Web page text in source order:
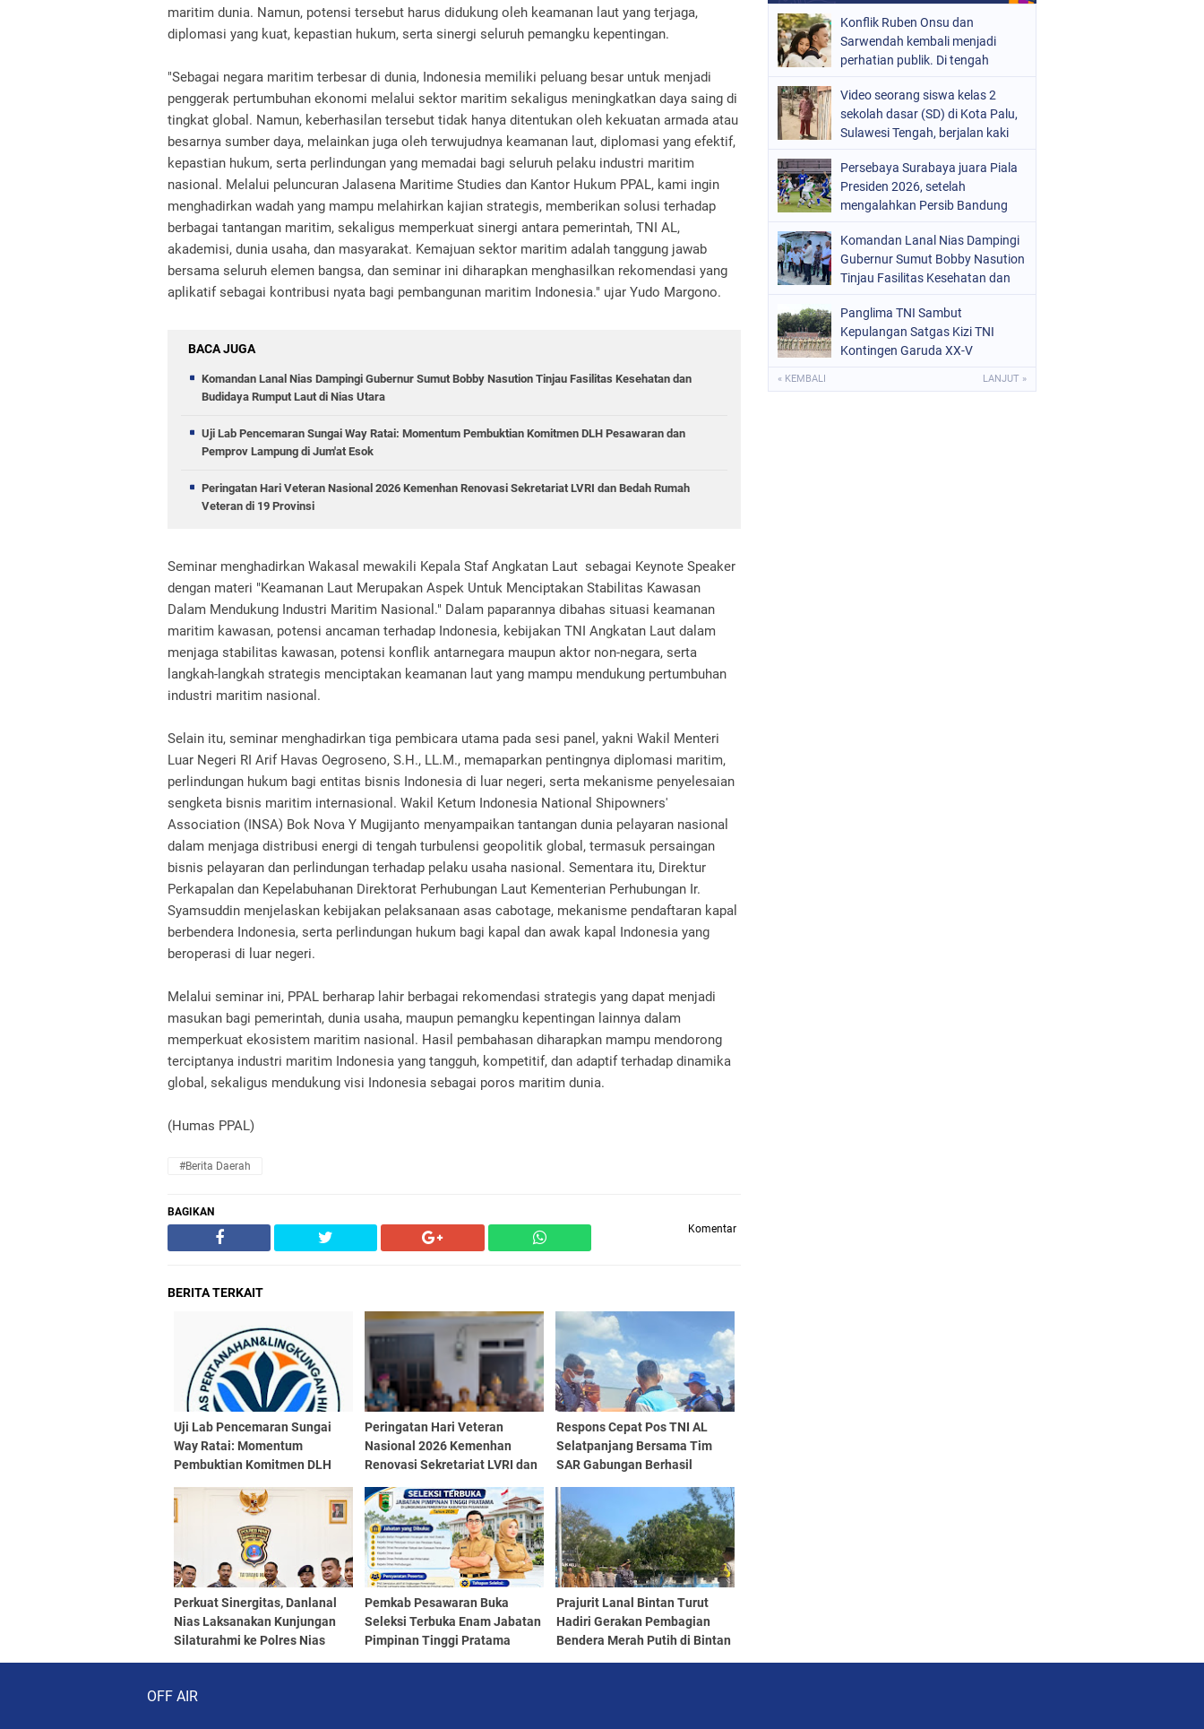
maritim dunia. Namun, potensi tersebut harus didukung oleh keamanan laut yang terjaga,
diplomasi yang kuat, kepastian hukum, serta sinergi seluruh pemangku kepentingan.
"Sebagai negara maritim terbesar di dunia, Indonesia memiliki peluang besar untuk menjadi
penggerak pertumbuhan ekonomi melalui sektor maritim sekaligus meningkatkan daya saing di
tingkat global. Namun, keberhasilan tersebut tidak hanya ditentukan oleh kekuatan armada atau
besarnya sumber daya, melainkan juga oleh terwujudnya keamanan laut, diplomasi yang efektif,
kepastian hukum, serta perlindungan yang memadai bagi seluruh pelaku industri maritim
nasional. Melalui peluncuran Jalasena Maritime Studies dan Kantor Hukum PPAL, kami ingin
menghadirkan wadah yang mampu melahirkan kajian strategis, memberikan solusi terhadap
berbagai tantangan maritim, sekaligus memperkuat sinergi antara pemerintah, TNI AL,
akademisi, dunia usaha, dan masyarakat. Kemajuan sektor maritim adalah tanggung jawab
bersama seluruh elemen bangsa, dan seminar ini diharapkan menghasilkan rekomendasi yang
aplikatif sebagai kontribusi nyata bagi pembangunan maritim Indonesia." ujar Yudo Margono.
BACA JUGA
Komandan Lanal Nias Dampingi Gubernur Sumut Bobby Nasution Tinjau Fasilitas Kesehatan dan
Budidaya Rumput Laut di Nias Utara
Uji Lab Pencemaran Sungai Way Ratai: Momentum Pembuktian Komitmen DLH Pesawaran dan
Pemprov Lampung di Jum'at Esok
Peringatan Hari Veteran Nasional 2026 Kemenhan Renovasi Sekretariat LVRI dan Bedah Rumah
Veteran di 19 Provinsi
Seminar menghadirkan Wakasal mewakili Kepala Staf Angkatan Laut sebagai Keynote Speaker
dengan materi "Keamanan Laut Merupakan Aspek Untuk Menciptakan Stabilitas Kawasan
Dalam Mendukung Industri Maritim Nasional." Dalam paparannya dibahas situasi keamanan
maritim kawasan, potensi ancaman terhadap Indonesia, kebijakan TNI Angkatan Laut dalam
menjaga stabilitas kawasan, potensi konflik antarnegara maupun aktor non-negara, serta
langkah-langkah strategis menciptakan keamanan laut yang mampu mendukung pertumbuhan
industri maritim nasional.
Selain itu, seminar menghadirkan tiga pembicara utama pada sesi panel, yakni Wakil Menteri
Luar Negeri RI Arif Havas Oegroseno, S.H., LL.M., memaparkan pentingnya diplomasi maritim,
perlindungan hukum bagi entitas bisnis Indonesia di luar negeri, serta mekanisme penyelesaian
sengketa bisnis maritim internasional. Wakil Ketum Indonesia National Shipowners'
Association (INSA) Bok Nova Y Mugijanto menyampaikan tantangan dunia pelayaran nasional
dalam menjaga distribusi energi di tengah turbulensi geopolitik global, termasuk persaingan
bisnis pelayaran dan perlindungan terhadap pelaku usaha nasional. Sementara itu, Direktur
Perkapalan dan Kepelabuhanan Direktorat Perhubungan Laut Kementerian Perhubungan Ir.
Syamsuddin menjelaskan kebijakan pelaksanaan asas cabotage, mekanisme pendaftaran kapal
berbendera Indonesia, serta perlindungan hukum bagi kapal dan awak kapal Indonesia yang
beroperasi di luar negeri.
Melalui seminar ini, PPAL berharap lahir berbagai rekomendasi strategis yang dapat menjadi
masukan bagi pemerintah, dunia usaha, maupun pemangku kepentingan lainnya dalam
memperkuat ekosistem maritim nasional. Hasil pembahasan diharapkan mampu mendorong
terciptanya industri maritim Indonesia yang tangguh, kompetitif, dan adaptif terhadap dinamika
global, sekaligus mendukung visi Indonesia sebagai poros maritim dunia.
(Humas PPAL)
#Berita Daerah
BAGIKAN
Komentar
BERITA TERKAIT
Uji Lab Pencemaran Sungai
Way Ratai: Momentum
Pembuktian Komitmen DLH
Lampung di Jum'at Esok
Peringatan Hari Veteran
Nasional 2026 Kemenhan
Renovasi Sekretariat LVRI dan
Provinsi
Respons Cepat Pos TNI AL
Selatpanjang Bersama Tim
SAR Gabungan Berhasil
Kapal Karam di Perairan
Mengkikip Kepulauan Meranti
Perkuat Sinergitas, Danlanal
Nias Laksanakan Kunjungan
Silaturahmi ke Polres Nias
Pemkab Pesawaran Buka
Seleksi Terbuka Enam Jabatan
Pimpinan Tinggi Pratama
Prajurit Lanal Bintan Turut
Hadiri Gerakan Pembagian
Bendera Merah Putih di Bintan
Konflik Ruben Onsu dan
Sarwendah kembali menjadi
perhatian publik. Di tengah
berjalan, kuasa hukum
Sarwendah
Video seorang siswa kelas 2
sekolah dasar (SD) di Kota Palu,
Sulawesi Tengah, berjalan kaki
mengenakan sepatu viral di
media sosial
Persebaya Surabaya juara Piala
Presiden 2026, setelah
mengalahkan Persib Bandung
laga final. Green Force menang 6-
5 setelah kedua tim bermain
imbang 1-1 hingga 120 menit
Komandan Lanal Nias Dampingi
Gubernur Sumut Bobby Nasution
Tinjau Fasilitas Kesehatan dan
Utara
Panglima TNI Sambut
Kepulangan Satgas Kizi TNI
Kontingen Garuda XX-V
« KEMBALI LANJUT »
OFF AIR